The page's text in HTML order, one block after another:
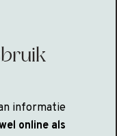
informatie
online als